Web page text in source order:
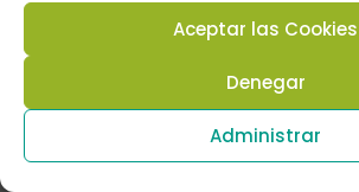
Aceptar las Cookies
Denegar
Administrar
aceleración que ya es
Canarias en un lugar destacado
ecosistema emprendedor